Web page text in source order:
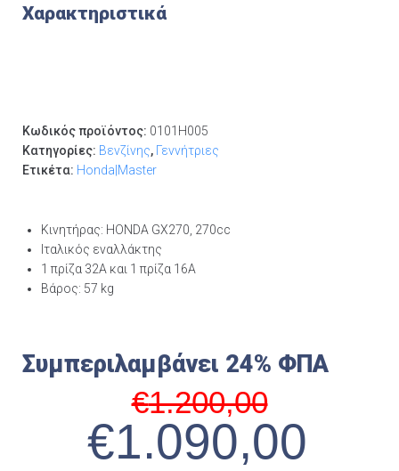
Χαρακτηριστικά
Κωδικός προϊόντος: 0101H005
Κατηγορίες: Βενζίνης, Γεννήτριες
Ετικέτα: Honda|Master
Κινητήρας: HONDA GX270, 270cc
Ιταλικός εναλλάκτης
1 πρίζα 32Α και 1 πρίζα 16Α
Βάρος: 57 kg
Συμπεριλαμβάνει 24% ΦΠΑ
€1.200,00
€1.090,00